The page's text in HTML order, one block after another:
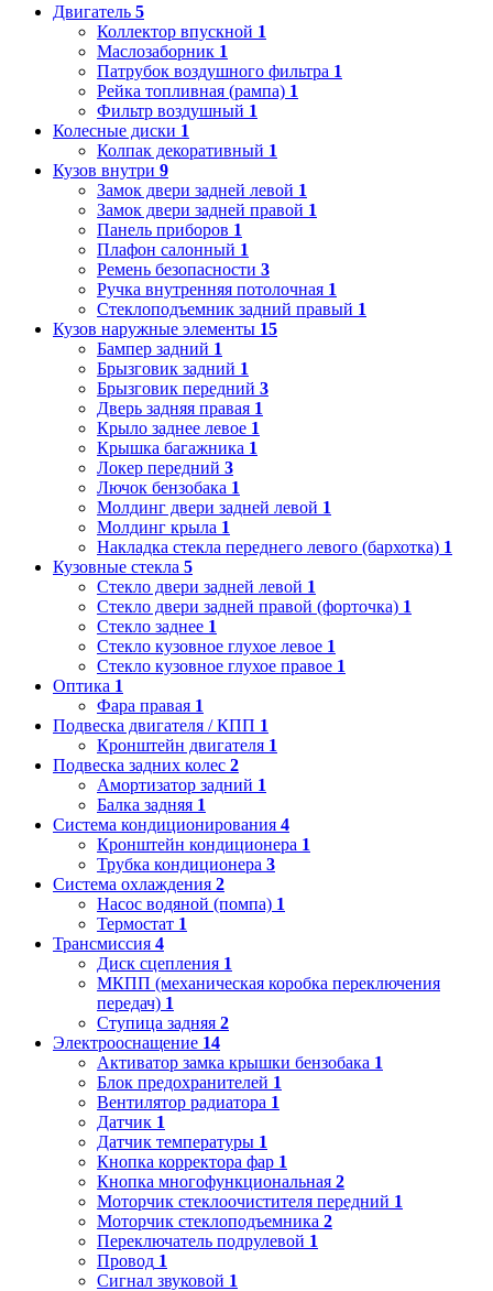
Двигатель 5
Коллектор впускной 1
Маслозаборник 1
Патрубок воздушного фильтра 1
Рейка топливная (рампа) 1
Фильтр воздушный 1
Колесные диски 1
Колпак декоративный 1
Кузов внутри 9
Замок двери задней левой 1
Замок двери задней правой 1
Панель приборов 1
Плафон салонный 1
Ремень безопасности 3
Ручка внутренняя потолочная 1
Стеклоподъемник задний правый 1
Кузов наружные элементы 15
Бампер задний 1
Брызговик задний 1
Брызговик передний 3
Дверь задняя правая 1
Крыло заднее левое 1
Крышка багажника 1
Локер передний 3
Лючок бензобака 1
Молдинг двери задней левой 1
Молдинг крыла 1
Накладка стекла переднего левого (бархотка) 1
Кузовные стекла 5
Стекло двери задней левой 1
Стекло двери задней правой (форточка) 1
Стекло заднее 1
Стекло кузовное глухое левое 1
Стекло кузовное глухое правое 1
Оптика 1
Фара правая 1
Подвеска двигателя / КПП 1
Кронштейн двигателя 1
Подвеска задних колес 2
Амортизатор задний 1
Балка задняя 1
Система кондиционирования 4
Кронштейн кондиционера 1
Трубка кондиционера 3
Система охлаждения 2
Насос водяной (помпа) 1
Термостат 1
Трансмиссия 4
Диск сцепления 1
МКПП (механическая коробка переключения
передач) 1
Ступица задняя 2
Электрооснащение 14
Активатор замка крышки бензобака 1
Блок предохранителей 1
Вентилятор радиатора 1
Датчик 1
Датчик температуры 1
Кнопка корректора фар 1
Кнопка многофункциональная 2
Моторчик стеклоочистителя передний 1
Моторчик стеклоподъемника 2
Переключатель подрулевой 1
Провод 1
Сигнал звуковой 1